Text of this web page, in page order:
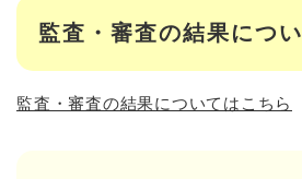
監査・審査の結果につ
監査・審査の結果についてはこちら